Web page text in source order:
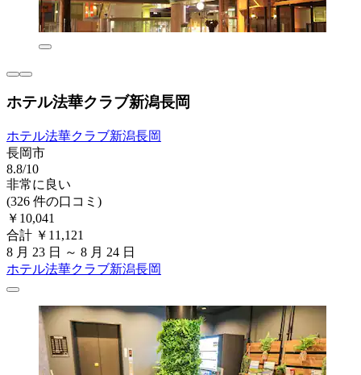
ホテル法華クラブ新潟長岡
ホテル法華クラブ新潟長岡
長岡市
8.8/10
非常に良い
(326 件の口コミ)
￥10,041
合計 ￥11,121
8 月 23 日 ～ 8 月 24 日
ホテル法華クラブ新潟長岡